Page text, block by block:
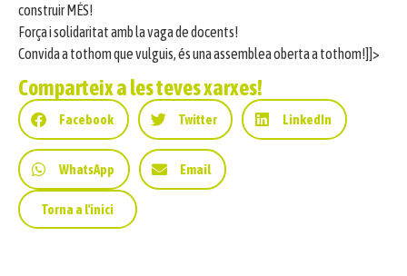
construir MÉS!
Força i solidaritat amb la vaga de docents!
Convida a tothom que vulguis, és una assemblea oberta a tothom!]]>
Comparteix a les teves xarxes!
Facebook Twitter LinkedIn
WhatsApp Email
Torna a l'inici